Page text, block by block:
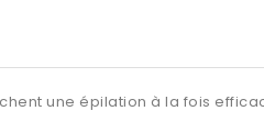
une épilation à la fois